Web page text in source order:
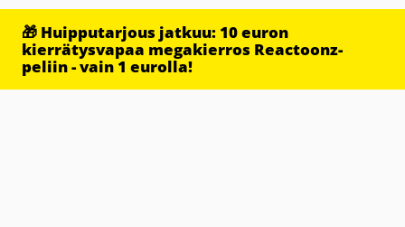
🎁 Huipputarjous jatkuu: 10 euron
kierrätysvapaa megakierros Reactoonz-
peliin - vain 1 eurolla!